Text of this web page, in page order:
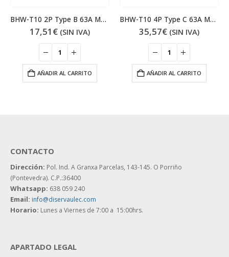
BHW-T10 2P Type B 63A Magnetotérmico
17,51 € (SIN IVA)
AÑADIR AL CARRITO
BHW-T10 4P Type C 63A Magnetotérmico
35,57€ (SIN IVA)
AÑADIR AL CARRITO
CONTACTO
Dirección: Pol. Ind. A Granxa Parcelas, 143-145. O Porriño
(Pontevedra). C.P.:36400
Whatsapp: 638 059 240
Email: info@diservaulec.com
Horario: Lunes a Viernes de 7:00 a 15:00hrs.
APARTADO LEGAL